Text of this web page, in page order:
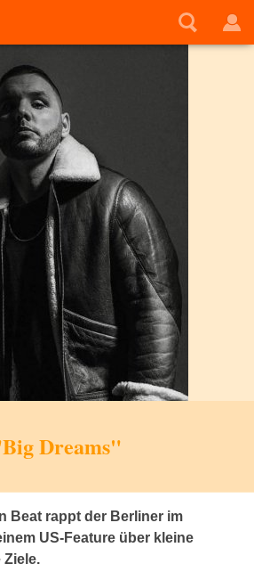
Dreams"
Beat rappt der Berliner im
US-Feature über kleine